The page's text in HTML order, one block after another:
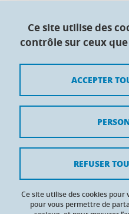
Collège doctoral de
Maison du doctorat Jean
France
Crédits
Données personnelles
Gestion des cookies
Ce site utilise des
contrôle sur ceux
Ce site utilise des cookies pour
pour vous permettre de
ACCEPTER
REFUSER